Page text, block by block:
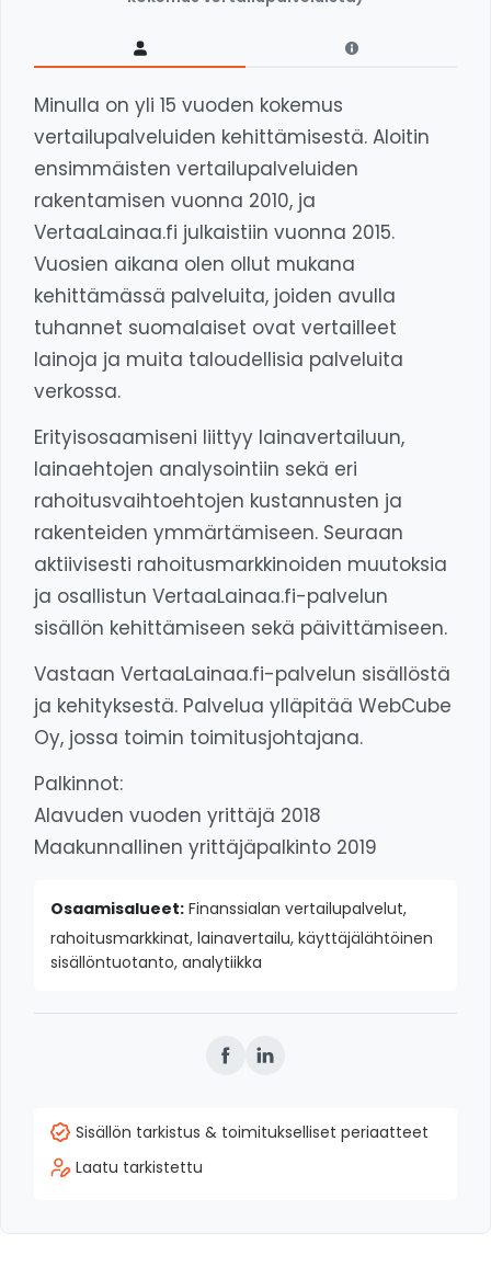
Minulla on yli 15 vuoden kokemus
vertailupalveluiden kehittämisestä. Aloitin
ensimmäisten vertailupalveluiden
rakentamisen vuonna 2010, ja
VertaaLainaa.fi julkaistiin vuonna 2015.
Vuosien aikana olen ollut mukana
kehittämässä palveluita, joiden avulla
tuhannet suomalaiset ovat vertailleet
lainoja ja muita taloudellisia palveluita
verkossa.
Erityisosaamiseni liittyy lainavertailuun,
lainaehtojen analysointiin sekä eri
rahoitusvaihtoehtojen kustannusten ja
rakenteiden ymmärtämiseen. Seuraan
aktiivisesti rahoitusmarkkinoiden muutoksia
ja osallistun VertaaLainaa.fi-palvelun
sisällön kehittämiseen sekä päivittämiseen.
Vastaan VertaaLainaa.fi-palvelun sisällöstä
ja kehityksestä. Palvelua ylläpitää WebCube
Oy, jossa toimin toimitusjohtajana.
Palkinnot:
Alavuden vuoden yrittäjä 2018
Maakunnallinen yrittäjäpalkinto 2019
Osaamisalueet: Finanssialan vertailupalvelut,
rahoitusmarkkinat, lainavertailu, käyttäjälähtöinen
sisällöntuotanto, analytiikka
Sisällön tarkistus & toimitukselliset periaatteet
Laatu tarkistettu